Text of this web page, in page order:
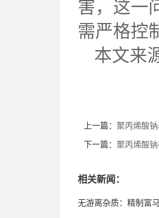
害，这一
需严格控
本文来
上一篇： 聚丙烯酸
下一篇： 聚丙烯酸
相关新闻：
无游离杂质：精制富